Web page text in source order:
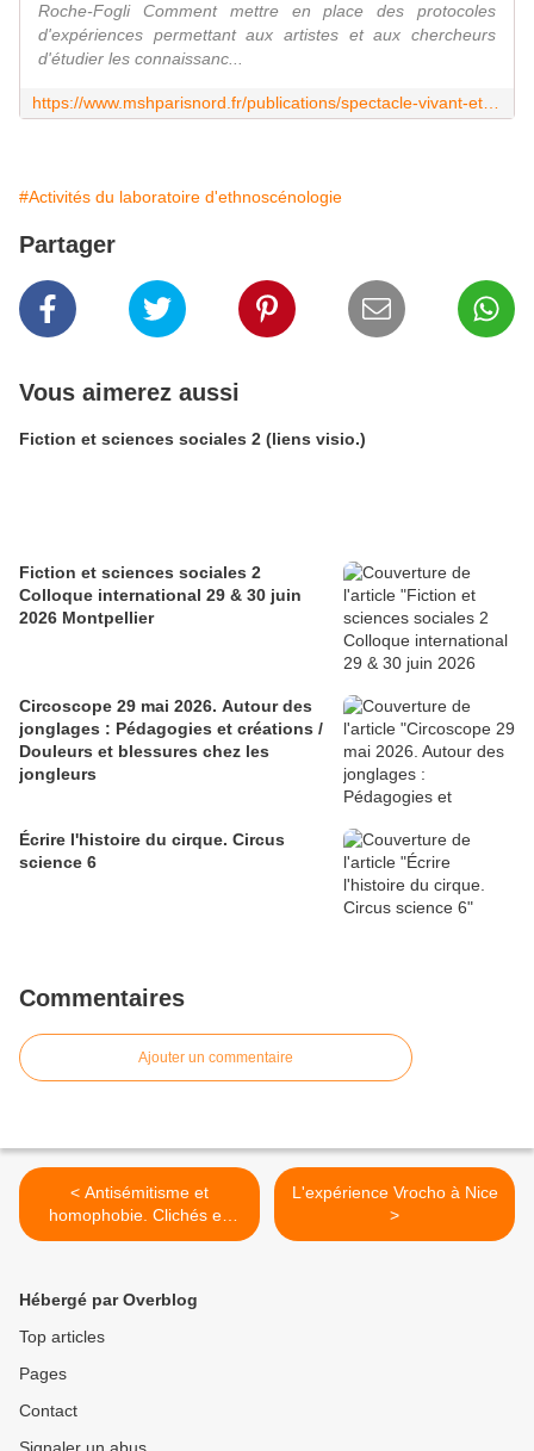
Roche-Fogli Comment mettre en place des protocoles
d'expériences permettant aux artistes et aux chercheurs
d'étudier les connaissanc...
#Activités du laboratoire d'ethnoscénologie
Partager
Vous aimerez aussi
Fiction et sciences sociales 2 (liens visio.)
Fiction et sciences sociales 2
Colloque international 29 & 30 juin
2026 Montpellier
Circoscope 29 mai 2026. Autour des
jonglages : Pédagogies et créations /
Douleurs et blessures chez les
jongleurs
Écrire l'histoire du cirque. Circus
science 6
Commentaires
Ajouter un commentaire
< Antisémitisme et
homophobie. Clichés en
scène et à l’écran, XIXe–
L'expérience Vrocho à Nice
>
Hébergé par Overblog
Top articles
Pages
Contact